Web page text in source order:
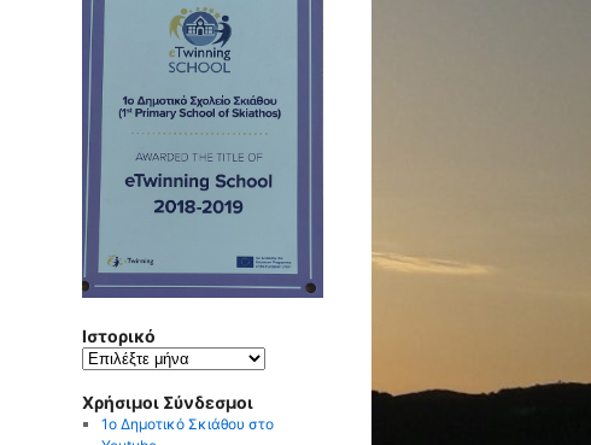
Ιστορικό
Ιστορικό
Χρήσιμοι Σύνδεσμοι
1ο Δημοτικό Σκιάθου στο